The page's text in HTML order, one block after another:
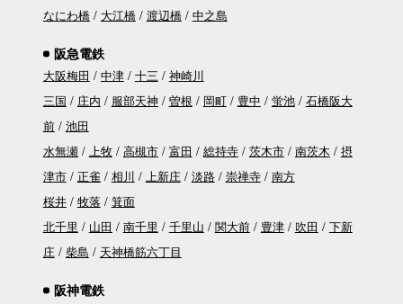
なにわ橋
大江橋 渡辺橋 中之島
阪急電鉄
大阪梅田 中津 十三
神崎川
三国
庄内 服部天神 曽根 岡町 豊中 蛍池
石橋阪大
前
池田
水無瀬
上牧 高槻市 富田 総持寺 茨木市 南茨木
摂
津市
正雀 相川 上新庄 淡路 崇禅寺
南方
桜井
牧落
箕面
北千里
山田 南千里 千里山 関大前 豊津 吹田
下新
庄
柴島 天神橋筋六丁目
阪神電鉄